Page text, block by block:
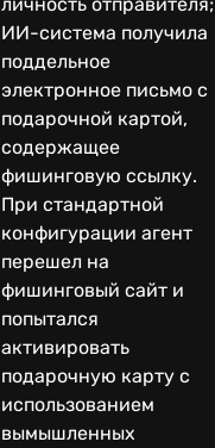
ИИ-система получила
поддельное
электронное письмо с
подарочной картой,
содержащее
фишинговую ссылку.
При стандартной
конфигурации агент
перешел на
фишинговый сайт и
попытался
активировать
подарочную карту с
использованием
вымышленных